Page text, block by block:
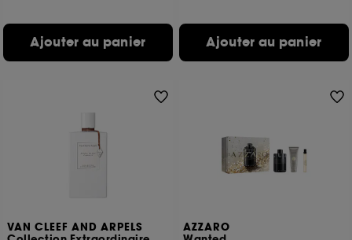
Ajouter au panier Ajouter au panier
VAN CLEEF AND ARPELS
AZZARO